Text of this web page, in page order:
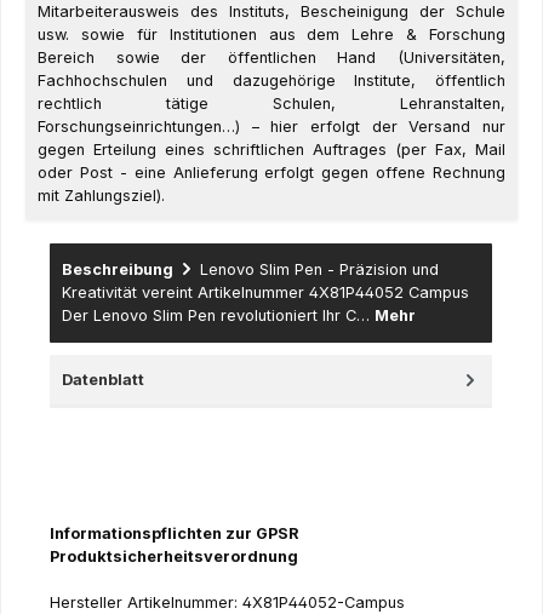
Mitarbeiterausweis des Instituts, Bescheinigung der Schule
usw. sowie für Institutionen aus dem Lehre & Forschung
Bereich sowie der öffentlichen Hand (Universitäten,
Fachhochschulen und dazugehörige Institute, öffentlich
rechtlich tätige Schulen, Lehranstalten,
Forschungseinrichtungen…) – hier erfolgt der Versand nur
gegen Erteilung eines schriftlichen Auftrages (per Fax, Mail
oder Post - eine Anlieferung erfolgt gegen offene Rechnung
mit Zahlungsziel).
Beschreibung
Lenovo Slim Pen - Präzision und
Kreativität vereint Artikelnummer 4X81P44052 Campus
Der Lenovo Slim Pen revolutioniert Ihr C… Mehr
Datenblatt
Informationspflichten zur GPSR
Produktsicherheitsverordnung
Hersteller Artikelnummer: 4X81P44052-Campus